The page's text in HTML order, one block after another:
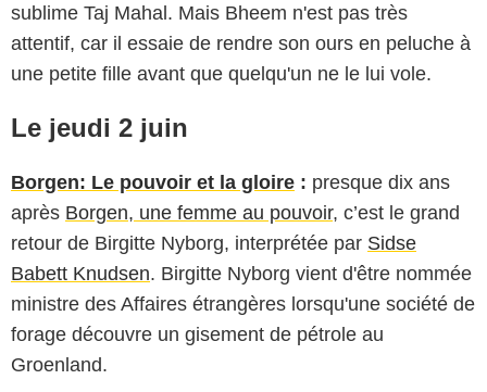
sublime Taj Mahal. Mais Bheem n'est pas très
attentif, car il essaie de rendre son ours en peluche à
une petite fille avant que quelqu'un ne le lui vole.
Le jeudi 2 juin
Borgen: Le pouvoir et la gloire : presque dix ans
après Borgen, une femme au pouvoir, c’est le grand
retour de Birgitte Nyborg, interprétée par Sidse
Babett Knudsen. Birgitte Nyborg vient d'être nommée
ministre des Affaires étrangères lorsqu'une société de
forage découvre un gisement de pétrole au
Groenland.